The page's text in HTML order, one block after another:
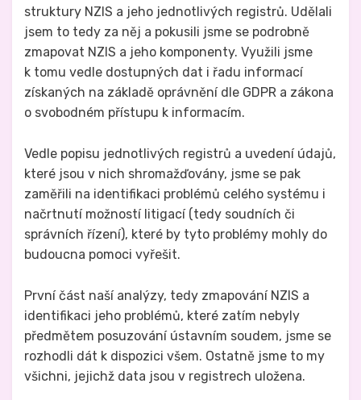
struktury NZIS a jeho jednotlivých registrů. Udělali
jsem to tedy za něj a pokusili jsme se podrobně
zmapovat NZIS a jeho komponenty. Využili jsme
k tomu vedle dostupných dat i řadu informací
získaných na základě oprávnění dle GDPR a zákona
o svobodném přístupu k informacím.
Vedle popisu jednotlivých registrů a uvedení údajů,
které jsou v nich shromažďovány, jsme se pak
zaměřili na identifikaci problémů celého systému i
načrtnutí možností litigací (tedy soudních či
správních řízení), které by tyto problémy mohly do
budoucna pomoci vyřešit.
První část naší analýzy, tedy zmapování NZIS a
identifikaci jeho problémů, které zatím nebyly
předmětem posuzování ústavním soudem, jsme se
rozhodli dát k dispozici všem. Ostatně jsme to my
všichni, jejichž data jsou v registrech uložena.